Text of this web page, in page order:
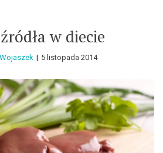
w diecie
5 listopada 2014